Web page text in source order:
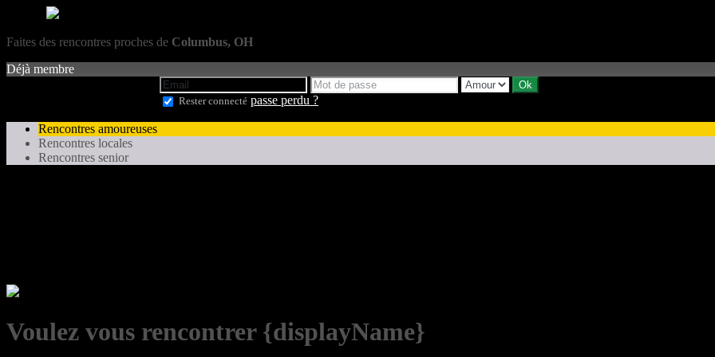
Faites des rencontres proches de Columbus, OH
Déjà membre
Rester connecté passe perdu ?
Rencontres amoureuses
Rencontres locales
Rencontres senior
Voulez vous rencontrer {displayName}